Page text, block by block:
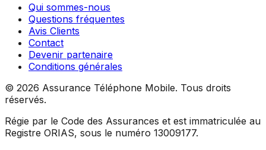
Qui sommes-nous
Questions fréquentes
Avis Clients
Contact
Devenir partenaire
Conditions générales
© 2026 Assurance Téléphone Mobile. Tous droits
réservés.
Régie par le Code des Assurances et est immatriculée au
Registre ORIAS, sous le numéro 13009177.